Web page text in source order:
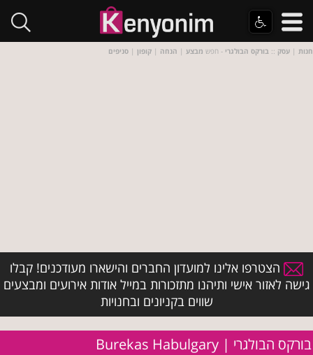
חנות | עסק :: בורקס הבולגרי - חפש מבצע | הנחה | קופון | סניפים
הצטרפו אלינו למועדון החברים והישארו מעודכנים! קבלו
גישה לאזור אישי ותיהנו מתזכורות במייל אודות אירועים ומבצעים
שווים בקניונים ובחנויות
בורקס הבולגרי | Burekas Habulgary